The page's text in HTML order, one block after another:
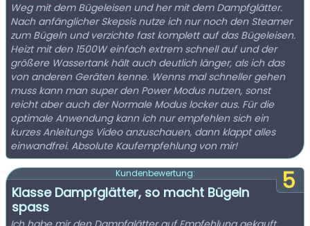
Weg mit dem Bügeleisen und her mit dem Dampfglätter.
Nach anfänglicher Skepsis nutze ich nur noch den Steamer
zum Bügeln und verzichte fast komplett auf das Bügeleisen.
Heizt mit den 1500W einfach extrem schnell auf und der
größere Wassertank hält auch deutlich länger, als ich das
von anderen Geräten kenne. Wenns mal schneller gehen
muss kann man super den Power Modus nutzen, sonst
reicht aber auch der Normale Modus locker aus. Für die
optimale Anwendung kann ich nur empfehlen sich ein
kurzes Anleitungs Video anzuschauen, dann klappt alles
einwandfrei. Absolute Kaufempfehlung von mir!
5
Kundenbewertung:
Klasse Dampfglätter, so macht Bügeln
spass